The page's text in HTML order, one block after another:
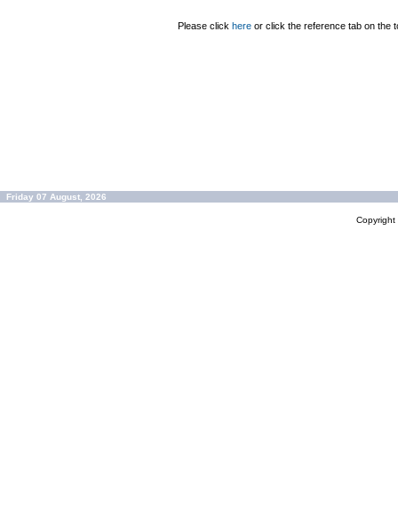
Please click here or click the reference tab on the
Friday 07 August, 2026